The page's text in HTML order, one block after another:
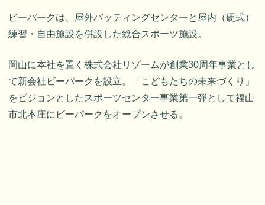
ビーパークは、屋外バッティングセンターと屋内（硬式）
練習・自由施設を併設した総合スポーツ施設。
岡山に本社を置く株式会社リゾームが創業30周年事業とし
て新会社ビーパークを設立。「こどもたちの未来づくり」
をビジョンとしたスポーツセンター事業第一弾として福山
市北本庄にビーパークをオープンさせる。